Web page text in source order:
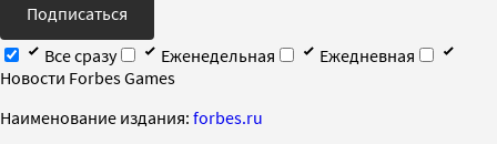
Подписаться
Все сразу
Еженедельная
Ежедневная
Новости Forbes Games
Наименование издания: forbes.ru